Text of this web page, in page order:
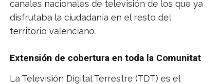
canales nacionales de televisión de los que ya
disfrutaba la ciudadanía en el resto del
territorio valenciano.
Extensión de cobertura en toda la Comunitat
La Televisión Digital Terrestre (TDT) es el